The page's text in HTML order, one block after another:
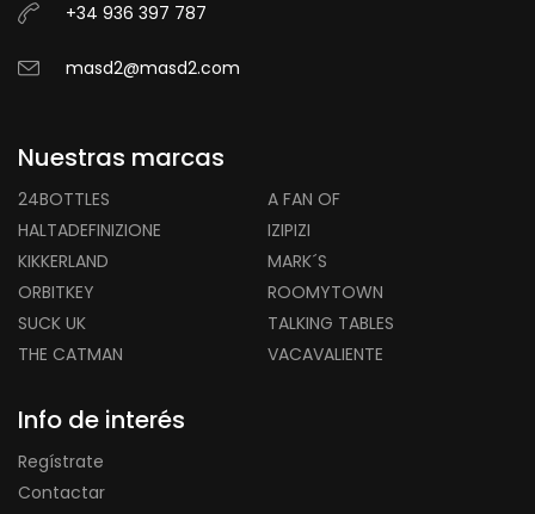
+34 936 397 787
masd2@masd2.com
Nuestras marcas
24BOTTLES
A FAN OF
HALTADEFINIZIONE
IZIPIZI
KIKKERLAND
MARK´S
ORBITKEY
ROOMYTOWN
SUCK UK
TALKING TABLES
THE CATMAN
VACAVALIENTE
Info de interés
Regístrate
Contactar